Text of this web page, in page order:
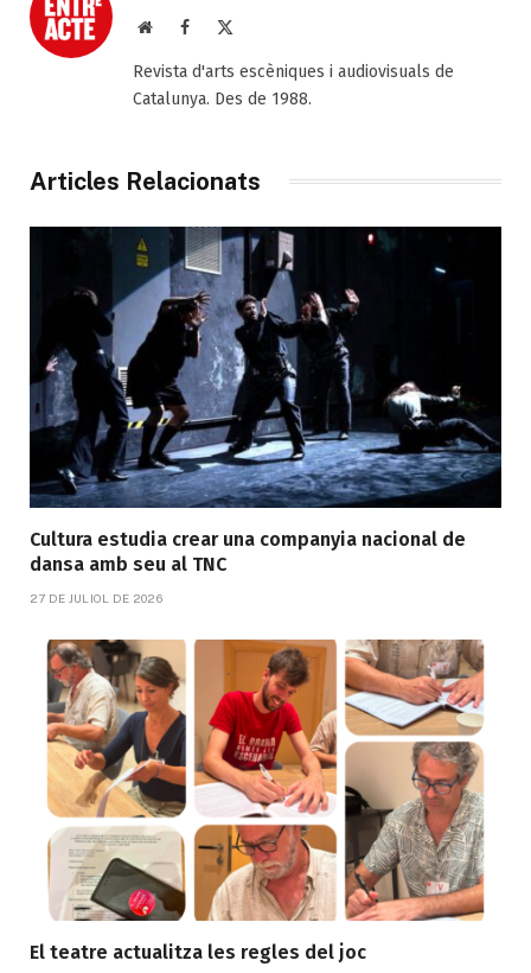
Web Facebook
Revista d'arts escèniques i audiovisuals de
Catalunya. Des de 1988.
Articles Relacionats
Cultura estudia crear una companyia nacional de
dansa amb seu al TNC
27 DE JULIOL DE 2026
El teatre actualitza les regles del joc